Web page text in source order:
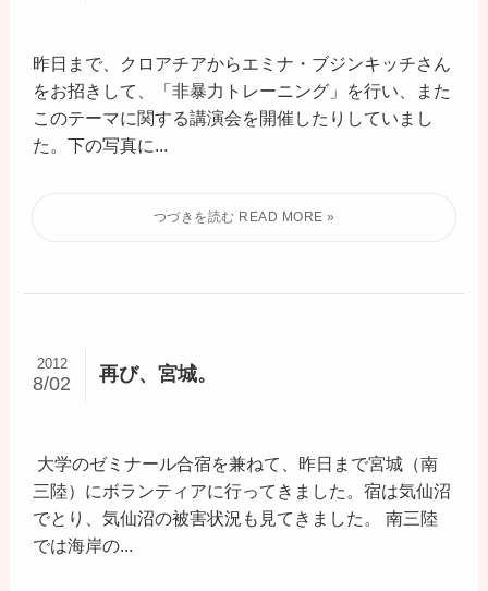
昨日まで、クロアチアからエミナ・ブジンキッチさん
をお招きして、「非暴力トレーニング」を行い、また
このテーマに関する講演会を開催したりしていまし
た。下の写真に...
再び、宮城。
2012
8/02
大学のゼミナール合宿を兼ねて、昨日まで宮城（南
三陸）にボランティアに行ってきました。宿は気仙沼
でとり、気仙沼の被害状況も見てきました。 南三陸
では海岸の...